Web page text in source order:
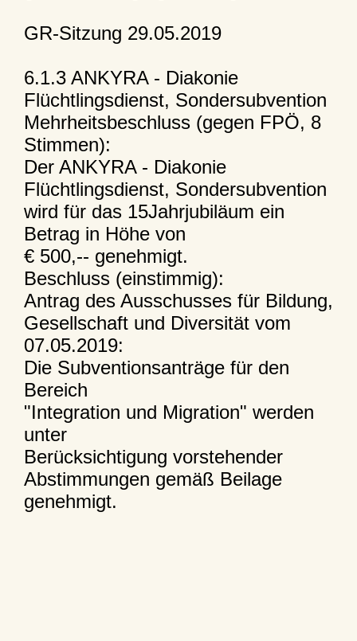
GR-Sitzung 29.05.2019
6.1.3 ANKYRA - Diakonie
Flüchtlingsdienst, Sondersubvention
Mehrheitsbeschluss (gegen FPÖ, 8
Stimmen):
Der ANKYRA - Diakonie
Flüchtlingsdienst, Sondersubvention
wird für das 15Jahrjubiläum ein
Betrag in Höhe von
€ 500,-- genehmigt.
Beschluss (einstimmig):
Antrag des Ausschusses für Bildung,
Gesellschaft und Diversität vom
07.05.2019:
Die Subventionsanträge für den
Bereich
"Integration und Migration" werden
unter
Berücksichtigung vorstehender
Abstimmungen gemäß Beilage
genehmigt.